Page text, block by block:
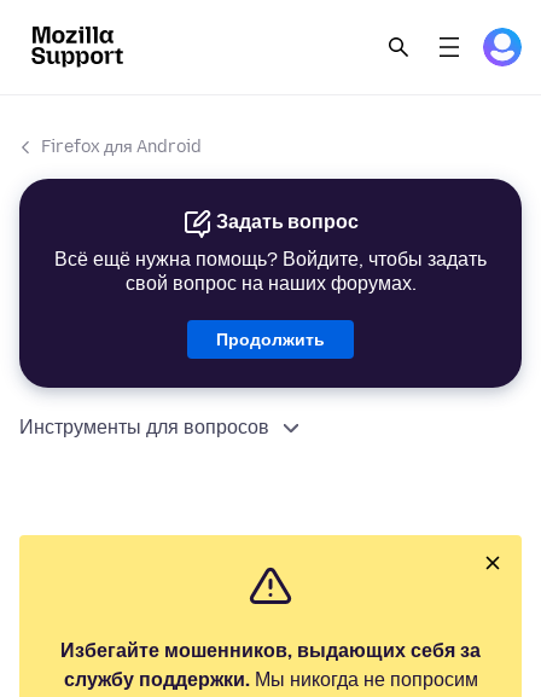
Firefox для Android
Задать вопрос
Всё ещё нужна помощь? Войдите, чтобы задать
свой вопрос на наших форумах.
Продолжить
Инструменты для вопросов
Избегайте мошенников, выдающих себя за
службу поддержки.Мы никогда не попросим